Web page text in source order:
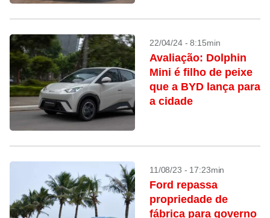
22/04/24 - 8:15min
Avaliação: Dolphin
Mini é filho de peixe
que a BYD lança para
a cidade
11/08/23 - 17:23min
Ford repassa
propriedade de
fábrica para governo